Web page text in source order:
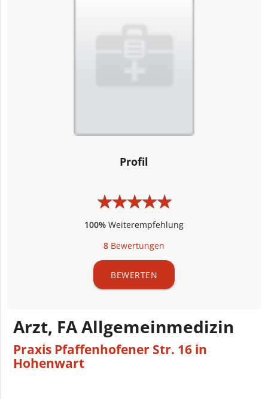
Profil
★★★★★
★★★★★
100% Weiterempfehlung
8 Bewertungen
BEWERTEN
Arzt, FA Allgemeinmedizin
Praxis Pfaffenhofener Str. 16 in
Hohenwart